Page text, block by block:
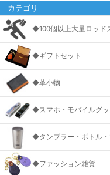
カテゴリ
◆100個以上大量ロッド
◆ギフトセット
◆革小物
◆スマホ・モバイルグ
◆タンブラー・ボトル
◆ファッション雑貨